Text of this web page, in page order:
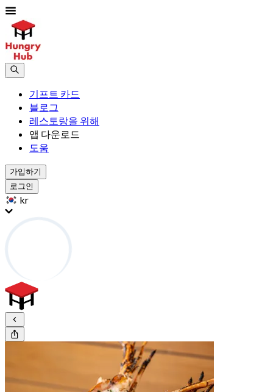
기프트 카드
블로그
레스토랑을 위해
앱 다운로드
도움
가입하기
로그인
kr